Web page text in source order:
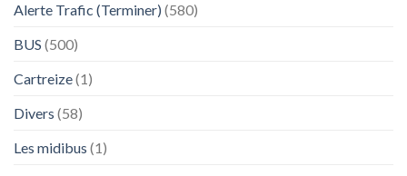
Alerte Trafic (Terminer) (580)
BUS (500)
Cartreize(1)
Divers (58)
Les midibus (1)